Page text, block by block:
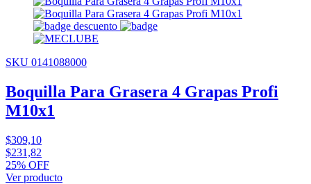
SKU 0141088000
Boquilla Para Grasera 4 Grapas Profi
M10x1
$309,10
$231,82
25% OFF
Ver producto